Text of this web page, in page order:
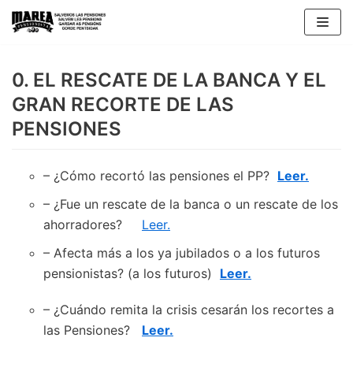
Skip
0. EL RESCATE DE LA BANCA Y EL
GRAN RECORTE DE LAS
PENSIONES
– ¿Cómo recortó las pensiones el PP? Leer.
– ¿Fue un rescate de la banca o un rescate de los
ahorradores? Leer.
– Afecta más a los ya jubilados o a los futuros
pensionistas? (a los futuros) Leer.
– ¿Cuándo remita la crisis cesarán los recortes a
las Pensiones? Leer.